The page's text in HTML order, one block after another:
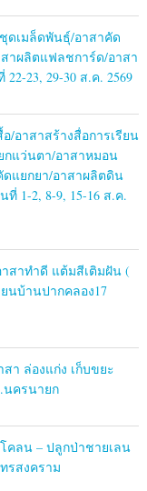
ดเมล็ดพันธุ์/อาสาคัด
าผลิตแฟลชการ์ด/อาสา
23, 29-30 ส.ค. 2569
/อาสาสร้างสื่อการเรียน
แว่นตา/อาสาหมอน
ดแยกยา/อาสาผลิตดิน
1-2, 8-9, 15-16 ส.ค.
าสาทำดี แต้มสีเติมฝัน (
นบ้านปากคลอง17
า ล่องแก่ง เก็บขยะ
นครนายก
คลน – ปลูกป่าชายเลน
รสงคราม